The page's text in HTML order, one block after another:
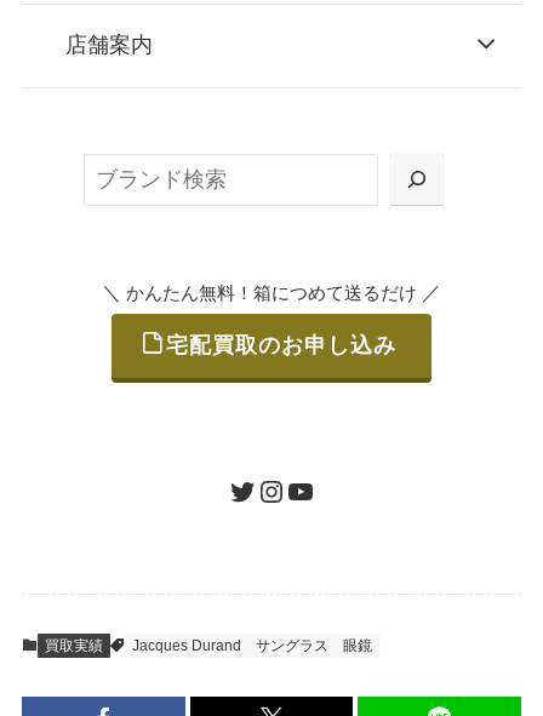
お申込み
または梱包材不要の「集荷申込」からお選び
ご発送
査定結果のご承認 / 入金
到着即日に査定いたします。買取金額にご納
店舗案内
＼ かんたん無料！箱につめて送るだけ ／
宅配買取のお申し込み
ツイッターインスタグラムユーチューブ
買取実績 Jacques Durand サングラス 眼鏡